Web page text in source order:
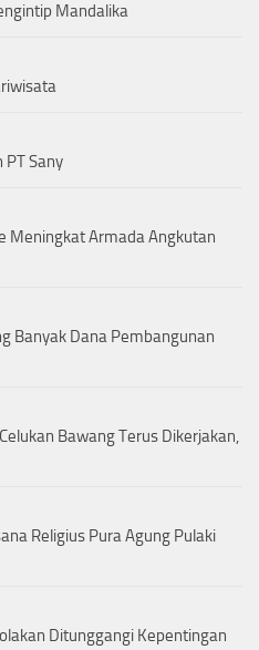
Mandalika
PT Sany
Meningkat Armada Angkutan
Banyak Dana Pembangunan
Bawang Terus Dikerjakan,
Religius Pura Agung Pulaki
Ditunggangi Kepentingan